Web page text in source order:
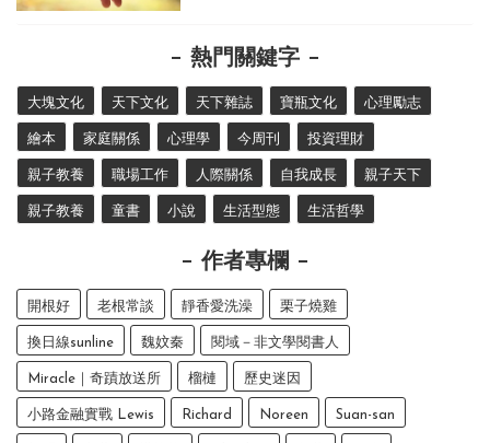
熱門關鍵字
大塊文化 天下文化 天下雜誌 寶瓶文化 心理勵志
繪本 家庭關係 心理學 今周刊 投資理財
親子教養 職場工作 人際關係 自我成長 親子天下
親子教養 童書 小說 生活型態 生活哲學
作者專欄
開根好 老根常談 靜香愛洗澡 栗子燒雞
換日線sunline 魏妏秦 閱域－非文學閱書人
Miracle｜奇蹟放送所 榴槤 歷史迷因
小路金融實戰 Lewis Richard Noreen Suan-san